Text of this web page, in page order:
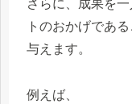
さらに、成果を
トのおかげであ
与えます。
例えば、